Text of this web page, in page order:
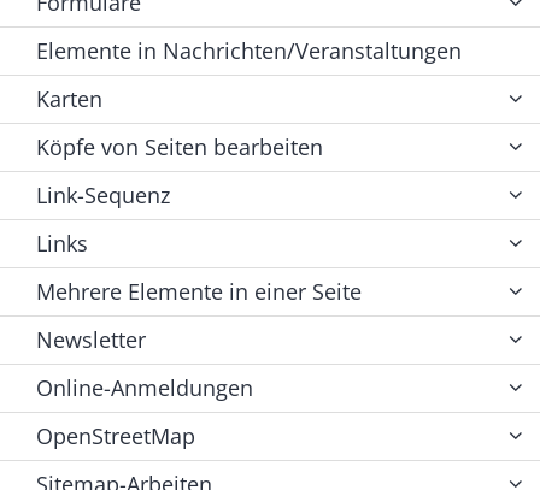
Elemente in Nachrichten/Veranstaltungen
Karten
Köpfe von Seiten bearbeiten
Link-Sequenz
Links
Mehrere Elemente in einer Seite
Newsletter
Online-Anmeldungen
OpenStreetMap
Sitemap-Arbeiten